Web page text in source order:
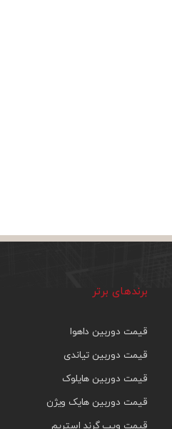
برندهای برتر
قیمت دوربین داهوا
قیمت دوربین تیاندی
قیمت دوربین هایلوک
قیمت دوربین هایک ویژن
قیمت ویپ گرند استریم